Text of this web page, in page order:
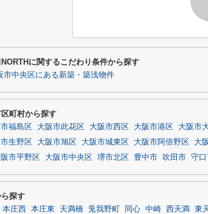
に関するこだわり条件から探す
市中央区にある新築・築浅物件
町村から探す
福島区 大阪市此花区 大阪市西区 大阪市港区 大阪市
生野区 大阪市旭区 大阪市城東区 大阪市阿倍野区 大
市平野区 大阪市中央区 堺市北区 豊中市 吹田市 守
探す
本庄西 本庄東 天満橋 兎我野町 同心 中崎 西天満 東